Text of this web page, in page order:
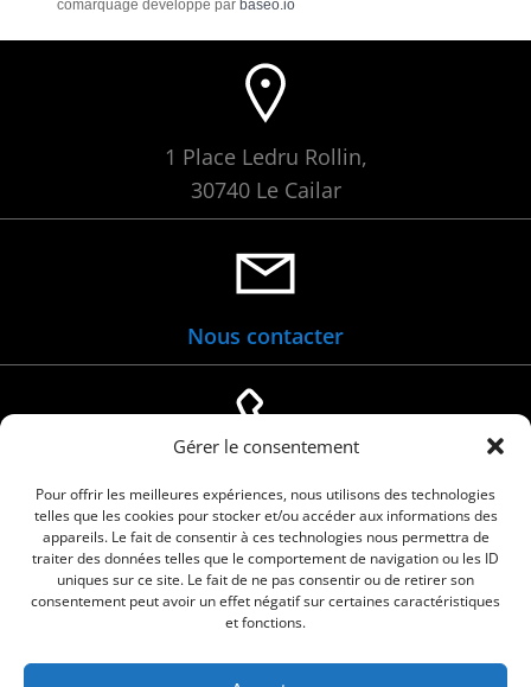
Gérer le consentement
Pour offrir les meilleures expériences, nous utilisons des technologies
telles que les cookies pour stocker et/ou accéder aux informations des
appareils. Le fait de consentir à ces technologies nous permettra de
traiter des données telles que le comportement de navigation ou les ID
uniques sur ce site. Le fait de ne pas consentir ou de retirer son
consentement peut avoir un effet négatif sur certaines caractéristiques
et fonctions.
comarquage developpé par baseo.io
1 Place Ledru Rollin,
30740 Le Cailar
Nous contacter
04 66 88 01 05